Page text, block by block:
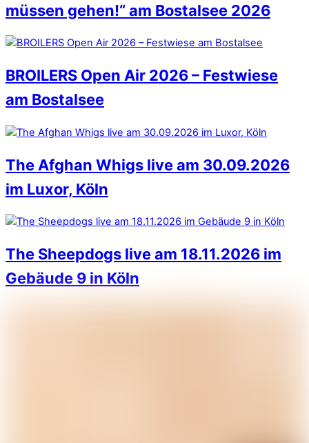
müssen gehen!“ am Bostalsee 2026
BROILERS Open Air 2026 – Festwiese
am Bostalsee
The Afghan Whigs live am 30.09.2026
im Luxor, Köln
The Sheepdogs live am 18.11.2026 im
Gebäude 9 in Köln